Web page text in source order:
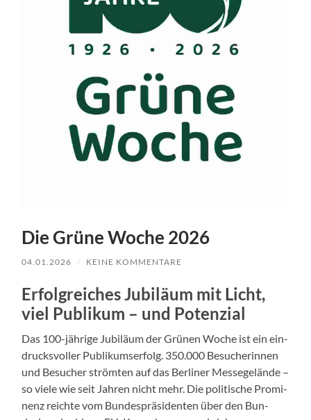
Die Grüne Woche 2026
04.01.2026 / KEINE KOMMENTARE
Erfolgreiches Jubiläum mit Licht,
viel Publikum – und Potenzial
Das 100-jährige Jubiläum der Grü­nen Woche ist ein ein­
drucksvoller Pub­likum­ser­folg. 350.000 Besucherin­nen
und Besuch­er strömten auf das Berlin­er Messegelände –
so viele wie seit Jahren nicht mehr. Die poli­tis­che Promi­
nenz reichte vom Bun­de­spräsi­den­ten über den Bun­